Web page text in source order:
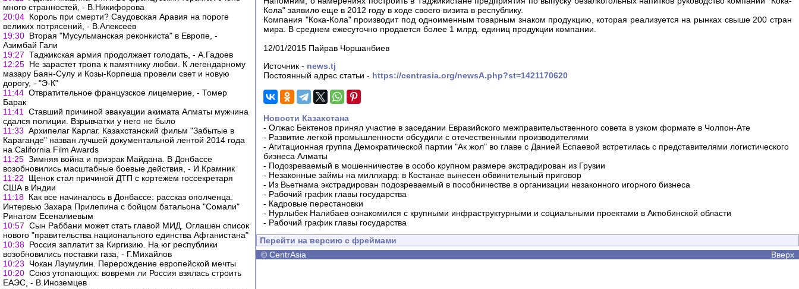
много странностей, - В.Никифорова
20:04 Король при смерти? Саудовская Аравия на пороге
великих потрясений, - В.Алексеев
19:30 Вторая "Мусульманская реконкиста" в Европе, -
Азимбай Гали
19:27 Таджикская армия продолжает голодать, - А.Гадоев
12:25 Не зарастет тропа к памятнику любви. К легендарному
мазару Баян-Сулу и Козы-Корпеша провели свет и новую
дорогу, - "Э-К"
11:44 Отвратительное французское лицемерие, - Томер
Барак
11:41
Ставший причиной эвакуации акимата Алматы мужчина
сдался полиции. Взрывчатки у него не было
11:33 Архипелаг Карлаг. Казахстанский фильм "Забытые в
Караганде" назван лучшей документальной лентой 2014 года
на California Film Awards
11:25 Зимняя война и призрак Майдана. В Донбассе
возобновились масштабные боевые действия, - И.Крамник
11:22
Щенок стал причиной ДТП с кортежем госсекретаря
США в Индии
11:18 Как все начиналось в Донбассе: рассказ ополченца.
Интервью Захара Прилепина с бойцом батальона "Сомали"
Ринатом Есеналиевым
10:57 Сын Раббани может стать главой МИД. Оглашен список
нового "правительства национального единства Афганистана"
10:38 Россия заплатит за Киргизию. На юг республики
возобновились поставки газа, - Г.Михайлов
10:23
Чокан Лаумулин. Перерождение европейской мечты
10:20 Союз утопающих: вовремя ли Россия взялась строить
ЕАЭС, - В.Иноземцев
Кола" заявило еще в 2012 году в ходе своего визита в республику.
Компания "Кока-Кола" производит под одноименным товарным знаком продукцию, которая реализуется на рынках свыше 200 стран
мира. В среднем ежесуточно продается более 1 млрд. единиц продукции компании.
12/01/2015 Пайрав Чоршанбиев
Источник - news.tj
Постоянный адрес статьи - https://centrasia.org/newsA.php?st=1421170620
Новости Казахстана
- Олжас Бектенов принял участие в заседании Евразийского межправительственного совета в узком формате в Чолпон-Ате
- Развитие легкой промышленности обсудили с отечественными производителями
- Агитационная группа Демократической партии "Ак жол" во главе с Данией Еспаевой встретилась с представителями логистического
бизнеса Алматы
- Подозреваемый в мошенничестве в особо крупном размере экстрадирован из Грузии
- Незаконные займы на миллиард: в Костанае вынесен обвинительный приговор
- Из Вьетнама экстрадирован подозреваемый в пособничестве в организации незаконного игорного бизнеса
- Рабочий график главы государства
- Кадровые перестановки
- Нурлыбек Налибаев ознакомился с крупными инфраструктурными и социальными проектами в Актюбинской области
- Рабочий график главы государства
Перейти на версию с фреймами
© CentrAsia Вверх